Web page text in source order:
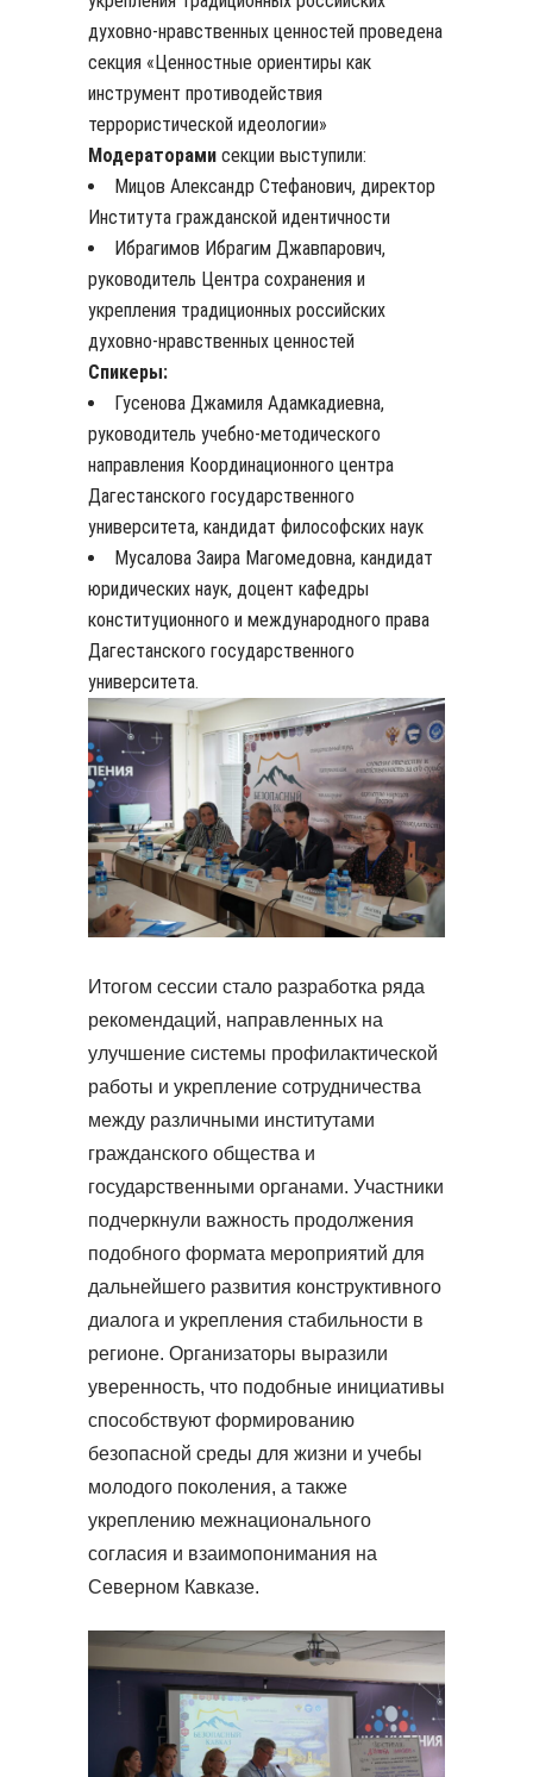
духовно-нравственных ценностей проведена
секция «Ценностные ориентиры как
инструмент противодействия
террористической идеологии»
Модераторами секции выступили:
Мицов Александр Стефанович, директор
Института гражданской идентичности
Ибрагимов Ибрагим Джавпарович,
руководитель Центра сохранения и
укрепления традиционных российских
духовно-нравственных ценностей
Спикеры:
Гусенова Джамиля Адамкадиевна,
руководитель учебно-методического
направления Координационного центра
Дагестанского государственного
университета, кандидат философских наук
Мусалова Заира Магомедовна, кандидат
юридических наук, доцент кафедры
конституционного и международного права
Дагестанского государственного
университета.
Итогом сессии стало разработка ряда
рекомендаций, направленных на
улучшение системы профилактической
работы и укрепление сотрудничества
между различными институтами
гражданского общества и
государственными органами. Участники
подчеркнули важность продолжения
подобного формата мероприятий для
дальнейшего развития конструктивного
диалога и укрепления стабильности в
регионе. Организаторы выразили
уверенность, что подобные инициативы
способствуют формированию
безопасной среды для жизни и учебы
молодого поколения, а также
укреплению межнационального
согласия и взаимопонимания на
Северном Кавказе.